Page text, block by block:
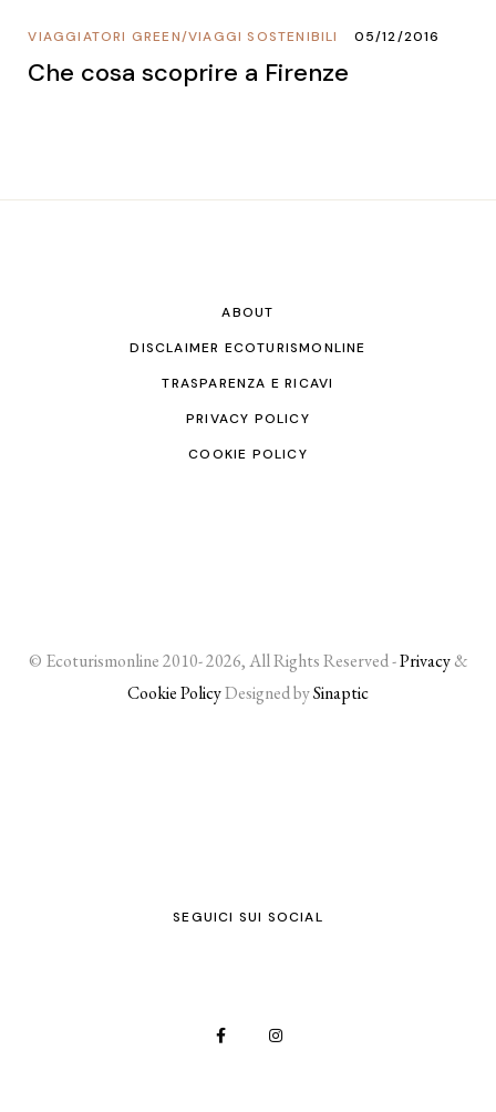
VIAGGI SOSTENIBILI
/
VIAGGIATORI GREEN 05/12/2016
Che cosa scoprire a Firenze
ABOUT
DISCLAIMER ECOTURISMONLINE
TRASPARENZA E RICAVI
PRIVACY POLICY
COOKIE POLICY
© Ecoturismonline 2010- 2026, All Rights Reserved -Privacy&
Cookie PolicyDesigned bySinaptic
SEGUICI SUI SOCIAL